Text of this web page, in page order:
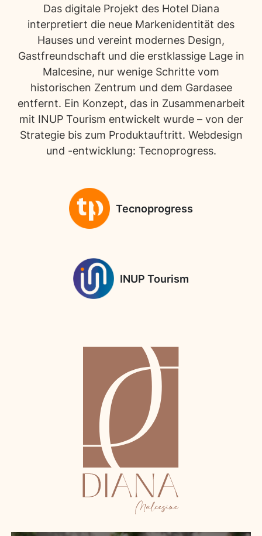
Das digitale Projekt des Hotel Diana
interpretiert die neue Markenidentität des
Hauses und vereint modernes Design,
Gastfreundschaft und die erstklassige Lage in
Malcesine, nur wenige Schritte vom
historischen Zentrum und dem Gardasee
entfernt. Ein Konzept, das in Zusammenarbeit
mit INUP Tourism entwickelt wurde – von der
Strategie bis zum Produktauftritt. Webdesign
und -entwicklung: Tecnoprogress.
Tecnoprogress
INUP Tourism